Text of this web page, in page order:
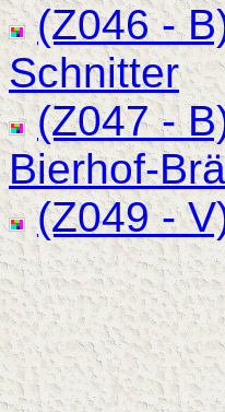
(Z046 -
Schnitter
(Z047 -
Bierhof-
(Z049 -